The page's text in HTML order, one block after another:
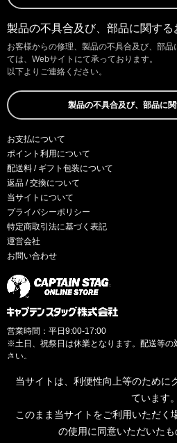
製品の不具合及び、部品に関する
お客様からの修理、製品の不具合及び、部
ては、Webサイトにて承っております。
以下よりご連絡ください。
製品の不具合及び、部品に
お支払について
ポイント利用について
配送料 / ギフト包装について
返品 / 交換について
当サイトについて
プライバシーポリシー
特定商取引法に基づく表記
運営会社
お問い合わせ
営業時間：平日9:00-17:00
※土日、祝祭日は休業となります。配送等の
さい。
当サイトは、利便性向上等のために
ています。
このまま当サイトをご利用いただく
の使用に同意いただいたも